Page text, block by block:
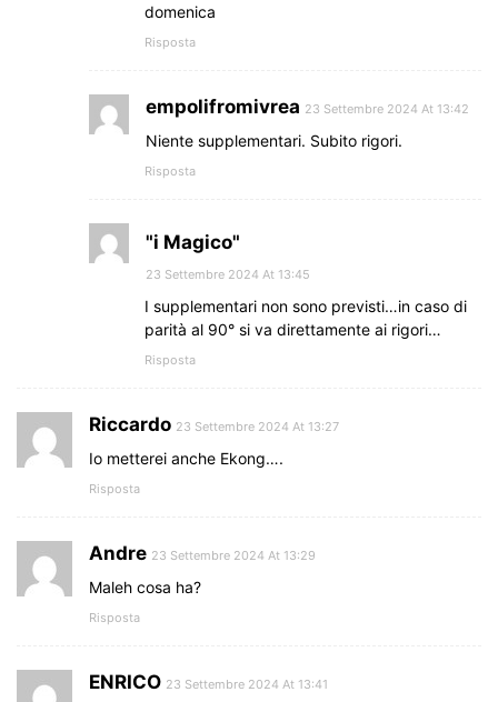
domenica
Risposta
empolifromivrea 23 Settembre 2024 At 13:42
Niente supplementari. Subito rigori.
Risposta
"i Magico"
23 Settembre 2024 At 13:45
I supplementari non sono previsti…in caso di
parità al 90° si va direttamente ai rigori…
Risposta
Riccardo 23 Settembre 2024 At 13:27
Io metterei anche Ekong….
Risposta
Andre 23 Settembre 2024 At 13:29
Maleh cosa ha?
Risposta
ENRICO 23 Settembre 2024 At 13:41